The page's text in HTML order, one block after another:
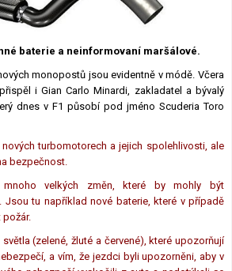
Lexikon F1
baterie a neinformovaní maršálové.
monopostů jsou evidentně v módě. Včera
i Gian Carlo Minardi, zakladatel a bývalý
dnes v F1 působí pod jméno Scuderia Toro
turbomotorech a jejich spolehlivosti, ale
bezpečnost.
mnoho velkých změn, které by mohly být
Jsou tu například nové baterie, které v případě
(zelené, žluté a červené), které upozorňují
a vím, že jezdci byli upozorněni, aby v